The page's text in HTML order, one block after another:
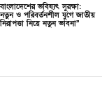
বাংলাদেশের ভবিষ্যৎ সুরক্ষা:
নতুন ও পরিবর্তনশীল যুগে জাতীয়
নিরাপত্তা নিয়ে নতুন ভাবনা”